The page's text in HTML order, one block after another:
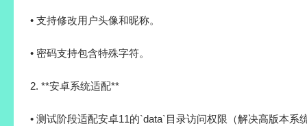
• 支持修改用户头像和昵称。
• 密码支持包含特殊字符。
2. **安卓系统适配**
• 测试阶段适配安卓11的`data`目录访问权限（解决高版本系